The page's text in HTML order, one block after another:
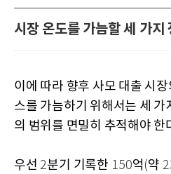
시장 온도를 가늠할 세 가지
이에 따라 향후 사모 대출 시
스를 가늠하기 위해서는 세 가
의 범위를 면밀히 추적해야 한
우선 2분기 기록한 150억 (약